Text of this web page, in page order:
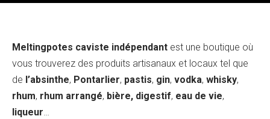
Meltingpotes caviste indépendant est une boutique où
vous trouverez des produits artisanaux et locaux tel que
de l’absinthe, Pontarlier, pastis, gin, vodka, whisky,
rhum, rhum arrangé, bière, digestif, eau de vie,
liqueur…